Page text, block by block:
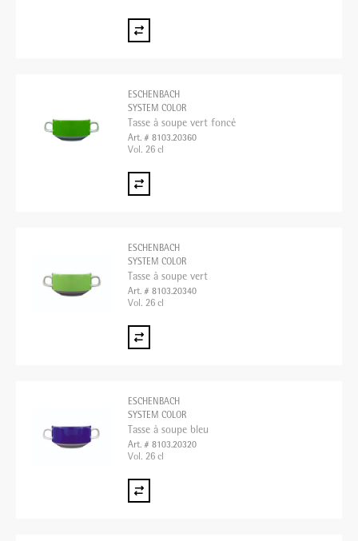
ESCHENBACH
SYSTEM COLOR
Tasse à soupe vert foncé
Art. # 8103.20360
Vol. 26 cl
ESCHENBACH
SYSTEM COLOR
Tasse à soupe vert
Art. # 8103.20340
Vol. 26 cl
ESCHENBACH
SYSTEM COLOR
Tasse à soupe bleu
Art. # 8103.20320
Vol. 26 cl